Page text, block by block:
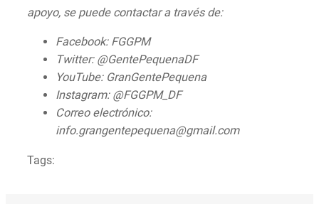
apoyo, se puede contactar a través de:
Facebook: FGGPM
Twitter: @GentePequenaDF
YouTube: GranGentePequena
Instagram: @FGGPM_DF
Correo electrónico:
info.grangentepequena@gmail.com
Tags: